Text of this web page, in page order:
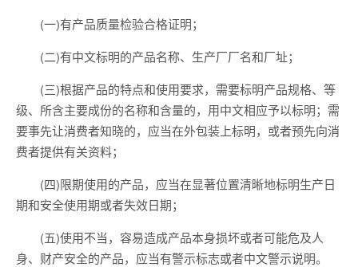
(一)有产品质量检验合格证明；
(二)有中文标明的产品名称、生产厂厂名和厂址；
(三)根据产品的特点和使用要求，需要标明产品规格、等
级、所含主要成份的名称和含量的，用中文相应予以标明；需
要事先让消费者知晓的，应当在外包装上标明，或者预先向消
费者提供有关资料；
(四)限期使用的产品，应当在显著位置清晰地标明生产日
期和安全使用期或者失效日期；
(五)使用不当，容易造成产品本身损坏或者可能危及人
身、财产安全的产品，应当有警示标志或者中文警示说明。